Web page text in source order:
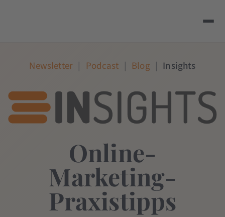
Newsletter | Podcast | Blog | Insights
Online-
Marketing-
Praxistipps